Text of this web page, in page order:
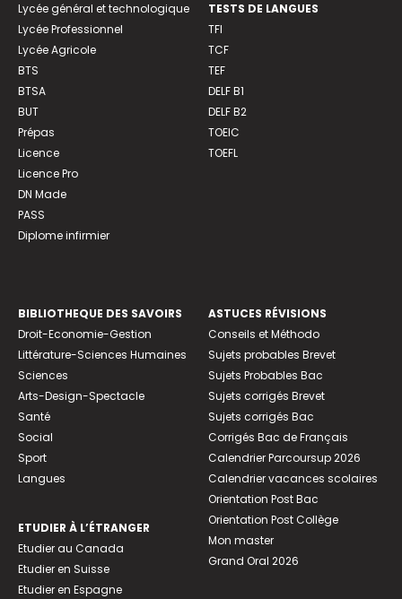
Lycée général et technologique
Lycée Professionnel
Lycée Agricole
BTS
BTSA
BUT
Prépas
Licence
Licence Pro
DN Made
PASS
Diplome infirmier
TESTS DE LANGUES
TFI
TCF
TEF
DELF B1
DELF B2
TOEIC
TOEFL
BIBLIOTHEQUE DES SAVOIRS
Droit-Economie-Gestion
Littérature-Sciences Humaines
Sciences
Arts-Design-Spectacle
Santé
Social
Sport
Langues
ETUDIER À L’ÉTRANGER
Etudier au Canada
Etudier en Suisse
Etudier en Espagne
ASTUCES RÉVISIONS
Conseils et Méthodo
Sujets probables Brevet
Sujets Probables Bac
Sujets corrigés Brevet
Sujets corrigés Bac
Corrigés Bac de Français
Calendrier Parcoursup 2026
Calendrier vacances scolaires
Orientation Post Bac
Orientation Post Collège
Mon master
Grand Oral 2026